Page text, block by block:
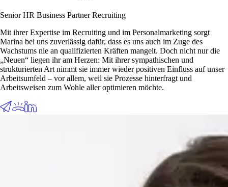
Senior HR Business Partner Recruiting
Mit ihrer Expertise im Recruiting und im Personalmarketing sorgt
Marina bei uns zuverlässig dafür, dass es uns auch im Zuge des
Wachstums nie an qualifizierten Kräften mangelt. Doch nicht nur die
„Neuen“ liegen ihr am Herzen: Mit ihrer sympathischen und
strukturierten Art nimmt sie immer wieder positiven Einfluss auf unser
Arbeitsumfeld – vor allem, weil sie Prozesse hinterfragt und
Arbeitsweisen zum Wohle aller optimieren möchte.